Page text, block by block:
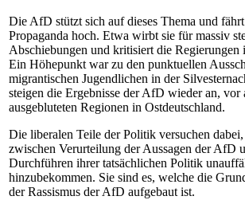
Die AfD stützt sich auf dieses Thema und
Propaganda hoch. Etwa wirbt sie für massiv
Abschiebungen und kritisiert die
Ein Höhepunkt war zu den punktuellen
migrantischen Jugendlichen in der
steigen die Ergebnisse der AfD wieder an, vor
ausgebluteten Regionen in Ostdeutschland.
Die liberalen Teile der Politik versuchen dabei,
zwischen Verurteilung der Aussagen der AfD
Durchführen ihrer tatsächlichen Politik
hinzubekommen. Sie sind es, welche die
der Rassismus der AfD aufgebaut ist.